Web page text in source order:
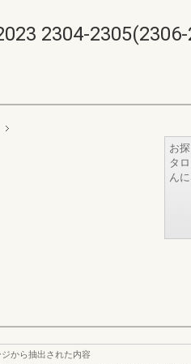
2304-2305(2306-
お
タ
ん
から抽出された内容